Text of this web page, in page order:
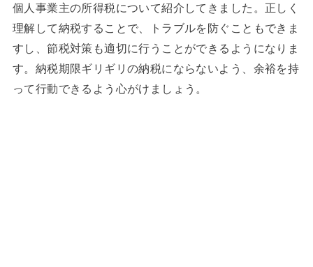
個人事業主の所得税について紹介してきました。正しく
理解して納税することで、トラブルを防ぐこともできま
すし、節税対策も適切に行うことができるようになりま
す。納税期限ギリギリの納税にならないよう、余裕を持
って行動できるよう心がけましょう。